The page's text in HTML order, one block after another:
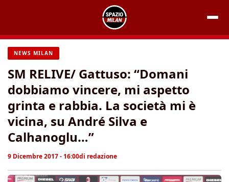
contenuto
NEWS MILAN
SM RELIVE/ Gattuso: “Domani
dobbiamo vincere, mi aspetto
grinta e rabbia. La società mi è
vicina, su André Silva e
Calhanoglu…”
9 Dicembre 2017 - 16:00di redazione